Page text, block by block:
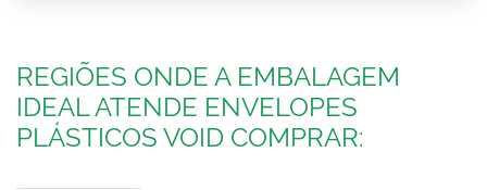
REGIÕES ONDE A EMBALAGEM
IDEAL ATENDE ENVELOPES
PLÁSTICOS VOID COMPRAR: